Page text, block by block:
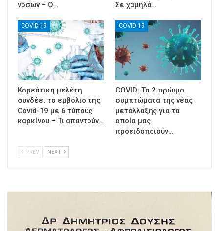
νόσων – Ο…
Σε χαμηλά…
COVID-19
Κορεάτικη μελέτη
συνδέει το εμβόλιο της
Covid-19 με 6 τύπους
καρκίνου – Τι απαντούν…
COVID-19
COVID: Τα 2 πρώιμα
συμπτώματα της νέας
μετάλλαξης για τα
οποία μας
προειδοποιούν…
PREV NEXT